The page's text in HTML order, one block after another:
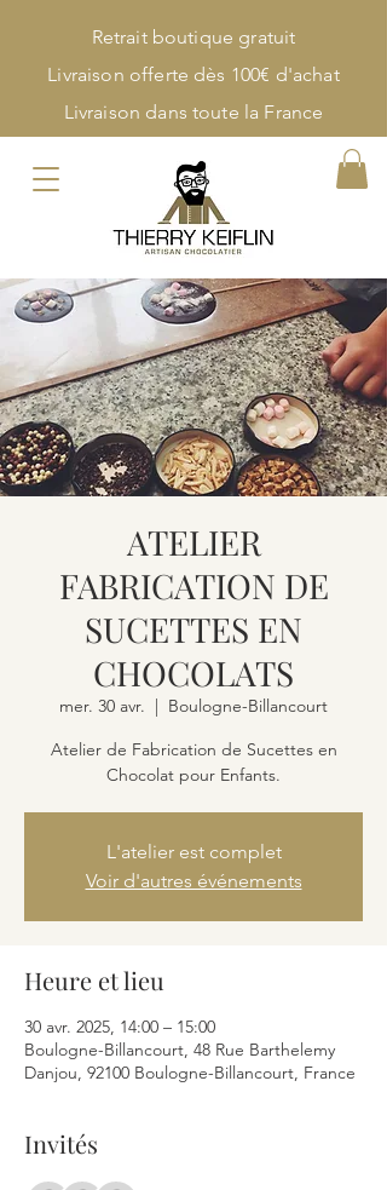
Retrait boutique gratuit
Livraison offerte dès 100€ d'achat
Livraison dans toute la France
ATELIER
FABRICATION DE
SUCETTES EN
CHOCOLATS
mer. 30 avr.
  |
Boulogne-Billancourt
Atelier de Fabrication de Sucettes en
Chocolat pour Enfants.
L'atelier est complet
Voir d'autres événements
Heure et lieu
30 avr. 2025, 14:00 – 15:00
Boulogne-Billancourt, 48 Rue Barthelemy
Danjou, 92100 Boulogne-Billancourt, France
Invités